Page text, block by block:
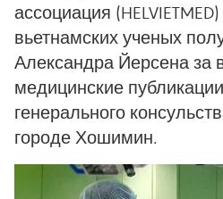
ассоциация
вьетнамских ученых
Александра Йерсена
медицинские
генерального
городе Хошимин.